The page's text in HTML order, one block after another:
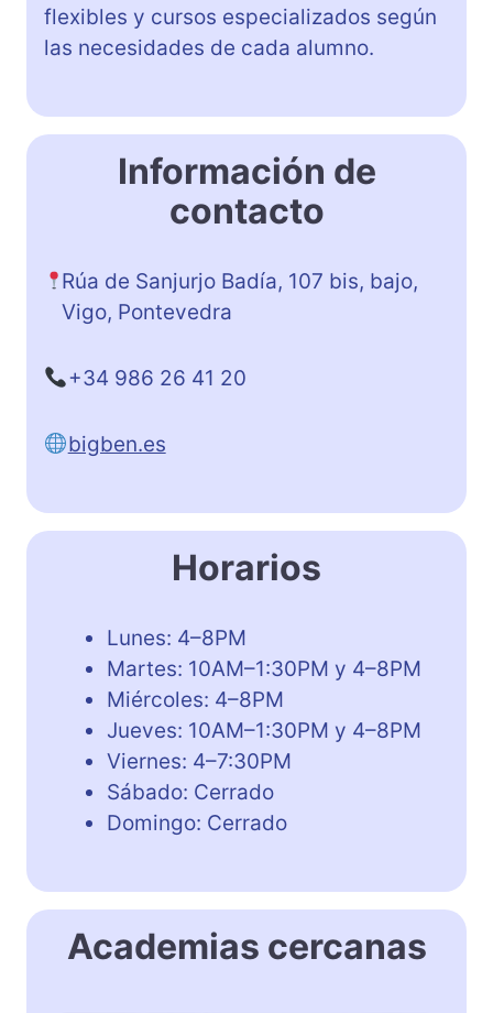
flexibles y cursos especializados según
las necesidades de cada alumno.
Información de
contacto
Rúa de Sanjurjo Badía, 107 bis, bajo,
Vigo, Pontevedra
+34 986 26 41 20
bigben.es
Horarios
Lunes: 4–8PM
Martes: 10AM–1:30PM y 4–8PM
Miércoles: 4–8PM
Jueves: 10AM–1:30PM y 4–8PM
Viernes: 4–7:30PM
Sábado: Cerrado
Domingo: Cerrado
Academias cercanas